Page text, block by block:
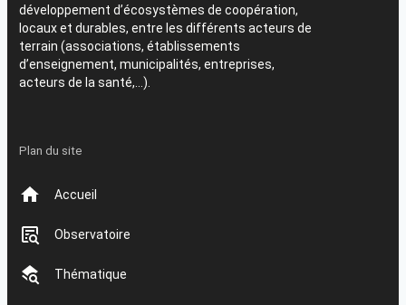
développement d’écosystèmes de coopération,
locaux et durables, entre les différents acteurs de
terrain (associations, établissements
d’enseignement, municipalités, entreprises,
acteurs de la santé,…).
Plan du site
Accueil
Observatoire
Thématique